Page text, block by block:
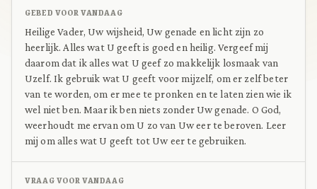
GEBED VOOR VANDAAG
Heilige Vader, Uw wijsheid, Uw genade en licht zijn zo
heerlijk. Alles wat U geeft is goed en heilig. Vergeef mij
daarom dat ik alles wat U geef zo makkelijk losmaak van
Uzelf. Ik gebruik wat U geeft voor mijzelf, om er zelf beter
van te worden, om er mee te pronken en te laten zien wie ik
wel niet ben. Maar ik ben niets zonder Uw genade. O God,
weerhoudt me ervan om U zo van Uw eer te beroven. Leer
mij om alles wat U geeft tot Uw eer te gebruiken.
VRAAG VOOR VANDAAG